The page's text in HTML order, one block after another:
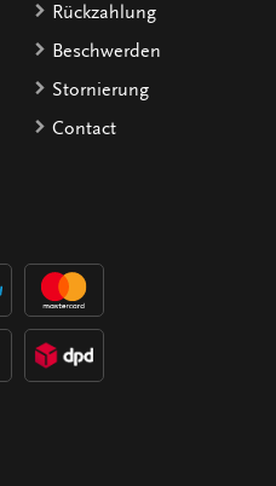
Rückzahlung
Beschwerden
Stornierung
Contact